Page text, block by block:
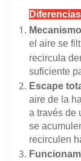
el aire se
recircula
suficiente
Escape
aire de la
a través de
se
recirculen